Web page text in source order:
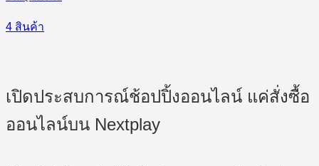
4 สินค้า
เปิดประสบการณ์ช้อปปิ้งออนไลน์ แค่สั่งซื้อ
ออนไลน์บน Nextplay